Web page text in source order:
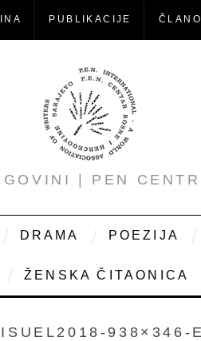
PUBLIKACIJE
| PEN
DRAMA POEZIJA
ŽENSKA ČITAONICA
938×346-